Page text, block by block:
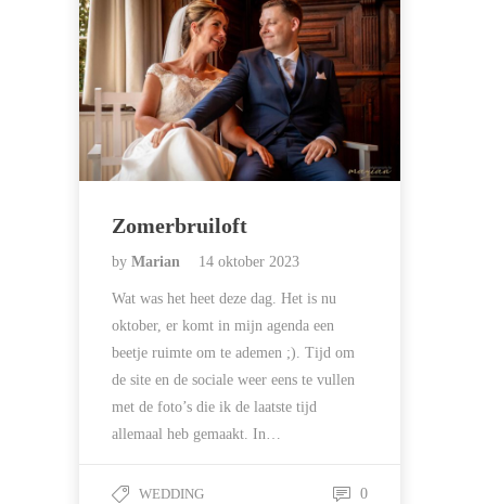
Zomerbruiloft
by Marian 14 oktober 2023
Wat was het heet deze dag. Het is nu
oktober, er komt in mijn agenda een
beetje ruimte om te ademen ;). Tijd om
de site en de sociale weer eens te vullen
met de foto’s die ik de laatste tijd
allemaal heb gemaakt. In…
WEDDING 0